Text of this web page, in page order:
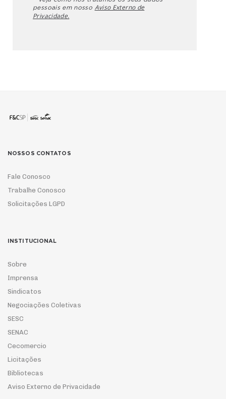
pessoais em nosso Aviso Externo de
Privacidade.
NOSSOS CONTATOS
Fale Conosco
Trabalhe Conosco
Solicitações LGPD
INSTITUCIONAL
Sobre
Imprensa
Sindicatos
Negociações Coletivas
SESC
SENAC
Cecomercio
Licitações
Bibliotecas
Aviso Externo de Privacidade